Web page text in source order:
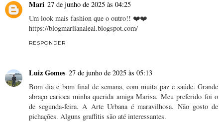
Mari 27 de junho de 2025 às 04:25
Um look mais fashion que o outro!! ❤️❤️
https://blogmariianaleal.blogspot.com/
RESPONDER
Luiz Gomes 27 de junho de 2025 às 05:13
Bom dia e bom final de semana, com muita paz e saúde. Grande
abraço carioca minha querida amiga Marisa. Meu preferido foi o
de segunda-feira. A Arte Urbana é maravilhosa. Não gosto de
pichações. Alguns graffitis são até interessantes.